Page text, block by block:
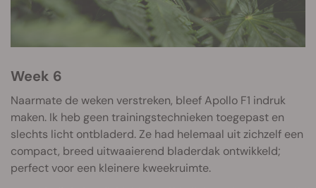
Week 6
Naarmate de weken verstreken, bleef Apollo F1 indruk
maken. Ik heb geen trainingstechnieken toegepast en
slechts licht ontbladerd. Ze had helemaal uit zichzelf een
compact, breed uitwaaierend bladerdak ontwikkeld;
perfect voor een kleinere kweekruimte.